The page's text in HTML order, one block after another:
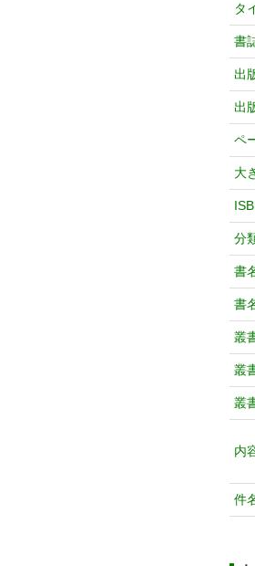
タ
書
出
出
ペ
大
分
書
書
叢
叢
叢
内
件